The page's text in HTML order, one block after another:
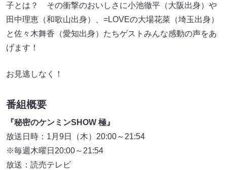
子とは？ その衝撃のおいしさに小池徹平（大阪出身）や
田中理恵（和歌山出身）、=LOVEの大場花菜（埼玉出身）
と佐々木舞香（愛知出身）たちゲストみんな感動の声をあ
げます！
お見逃しなく！
番組概要
『秘密のケンミンSHOW 極』
放送日時：1月9日（木）20:00～21:54
※毎週木曜日20:00～21:54
放送：読売テレビ